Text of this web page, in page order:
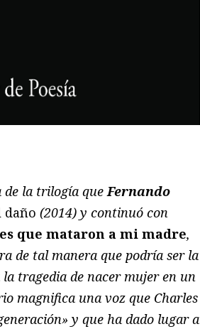
de la trilogía queFernando
daño (2014) y continuó con
que mataron a mi madre,
de tal manera que podría ser la
tragedia de nacer mujer en un
magnifica una voz que Charles
y que ha dado lugar a